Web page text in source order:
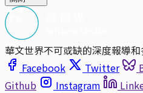
華文世界不可或缺的深度報導
Facebook
Twitter
Github
Instagram